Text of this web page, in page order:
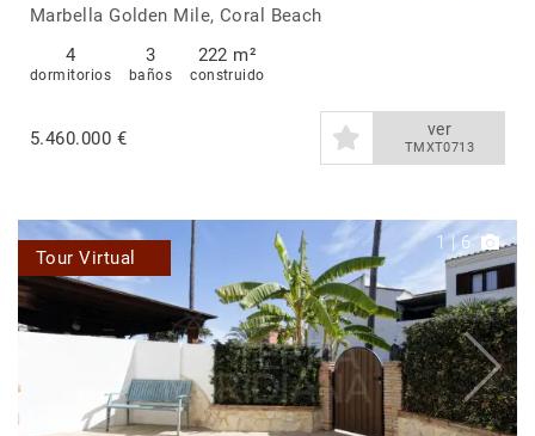
Marbella Golden Mile, Coral Beach
4
dormitorios
3
baños
222 m²
construido
5.460.000 € ver
TMXT0713
1 |6
Tour Virtual